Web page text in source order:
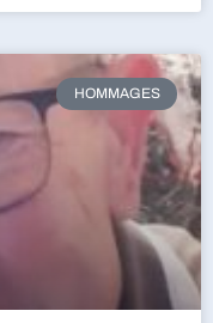
HOMMAGES